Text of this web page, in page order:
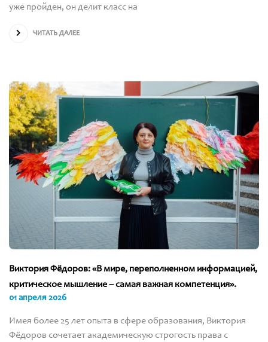
уже пройден, он делит класс на
ЧИТАТЬ ДАЛЕЕ
Виктория Фёдоров: «В мире, переполненном информацией,
критическое мышление – самая важная компетенция».
01 апреля 2026
Имея более 25 лет опыта в сфере образования, Виктория
Фёдоров сочетает академическую строгость права с